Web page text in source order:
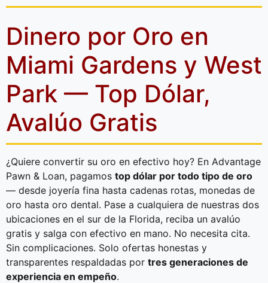
Dinero por Oro en
Miami Gardens y West
Park — Top Dólar,
Avalúo Gratis
¿Quiere convertir su oro en efectivo hoy? En Advantage
Pawn & Loan, pagamos top dólar por todo tipo de oro
— desde joyería fina hasta cadenas rotas, monedas de
oro hasta oro dental. Pase a cualquiera de nuestras dos
ubicaciones en el sur de la Florida, reciba un avalúo
gratis y salga con efectivo en mano. No necesita cita.
Sin complicaciones. Solo ofertas honestas y
transparentes respaldadas por tres generaciones de
experiencia en empeño.